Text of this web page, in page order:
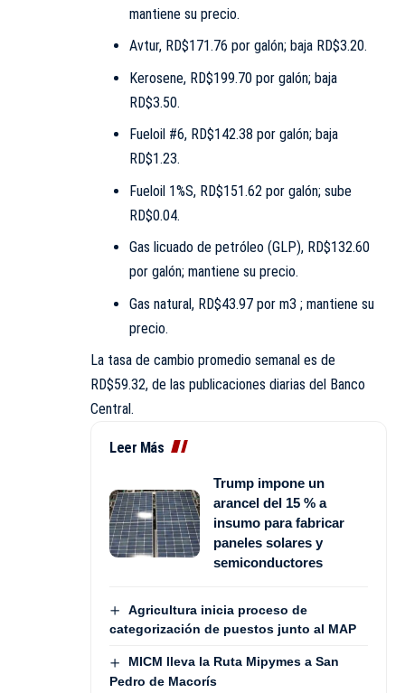
mantiene su precio.
Avtur, RD$171.76 por galón; baja RD$3.20.
Kerosene, RD$199.70 por galón; baja
RD$3.50.
Fueloil #6, RD$142.38 por galón; baja
RD$1.23.
Fueloil 1%S, RD$151.62 por galón; sube
RD$0.04.
Gas licuado de petróleo (GLP), RD$132.60
por galón; mantiene su precio.
Gas natural, RD$43.97 por m3 ; mantiene su
precio.
La tasa de cambio promedio semanal es de
RD$59.32, de las publicaciones diarias del Banco
Central.
Leer Más
Trump impone un
arancel del 15 % a
insumo para fabricar
paneles solares y
semiconductores
Agricultura inicia proceso de
categorización de puestos junto al MAP
MICM lleva la Ruta Mipymes a San
Pedro de Macorís